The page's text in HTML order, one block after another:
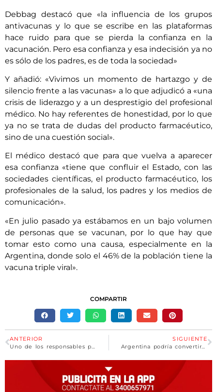
Debbag destacó que «la influencia de los grupos
antivacunas y lo que se escribe en las plataformas
hace ruido para que se pierda la confianza en la
vacunación. Pero esa confianza y esa indecisión ya no
es sólo de los padres, es de toda la sociedad»
Y añadió: «Vivimos un momento de hartazgo y de
silencio frente a las vacunas» a lo que adjudicó a «una
crisis de liderazgo y a un desprestigio del profesional
médico. No hay referentes de honestidad, por lo que
ya no se trata de dudas del producto farmacéutico,
sino de una cuestión social».
El médico destacó que para que vuelva a aparecer
esa confianza «tiene que confluir el Estado, con las
sociedades científicas, el producto farmacéutico, los
profesionales de la salud, los padres y los medios de
comunicación».
«En julio pasado ya estábamos en un bajo volumen
de personas que se vacunan, por lo que hay que
tomar esto como una causa, especialmente en la
Argentina, donde solo el 46% de la población tiene la
vacuna triple viral».
COMPARTIR
ANTERIOR
SIGUIENTE